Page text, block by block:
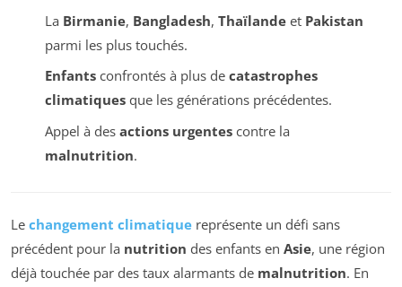
La Birmanie, Bangladesh, Thaïlandeet Pakistan
parmi les plus touchés.
Enfantsconfrontés à plus de catastrophes
climatiquesque les générations précédentes.
Appel à des actions urgentescontre la
malnutrition.
Le changement climatique représente un défi sans
précédent pour la nutrition des enfants en Asie, une région
déjà touchée par des taux alarmants de malnutrition. En